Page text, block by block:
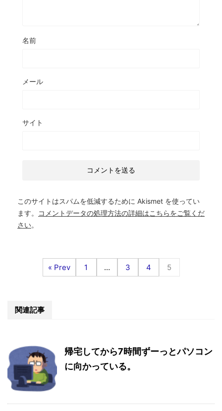
名前
メール
サイト
このサイトはスパムを低減するために Akismet を使ってい
ます。
コメントデータの処理方法の詳細はこちらをご覧くだ
さい。
« Prev 1 … 3 4 5
関連記事
帰宅してから7時間ずーっとパソコン
に向かっている。